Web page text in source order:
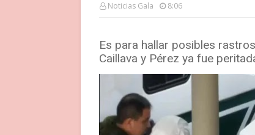
Noticias Gala 8:06
Es para hallar posibles
Caillava y Pérez ya fue